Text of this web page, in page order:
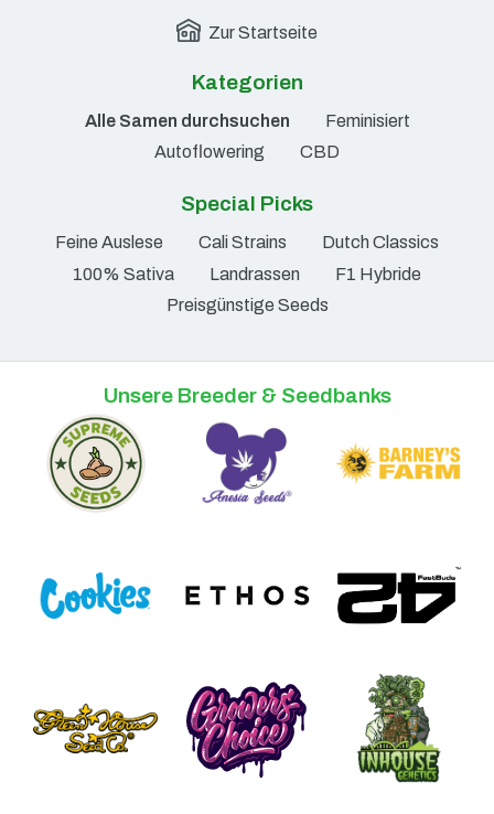
Zur Startseite
Kategorien
Alle Samen durchsuchen
Feminisiert
Autoflowering
CBD
Special Picks
Feine Auslese Cali Strains
Dutch Classics
100% Sativa
Landrassen
F1 Hybride
Preisgünstige Seeds
Unsere Breeder & Seedbanks